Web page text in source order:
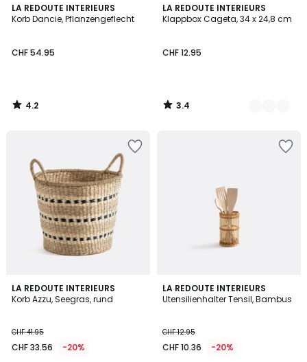
LA REDOUTE INTERIEURS
Korb Dancie, Pflanzengeflecht
CHF 54.95
4.2
/ 5
4.2
/
LA REDOUTE INTERIEURS
Klappbox Cageta, 34 x 24,8 cm
CHF 12.95
3.4
/ 5
5
Farben
3.4
/
LA REDOUTE INTERIEURS
Korb Azzu, Seegras, rund
CHF 41.95
CHF 33.56 -20%
4.7
/ 5
LA REDOUTE INTERIEURS
Utensilienhalter Tensil, Bambus
CHF 12.95
CHF 10.36 -20%
4.7
/ 5